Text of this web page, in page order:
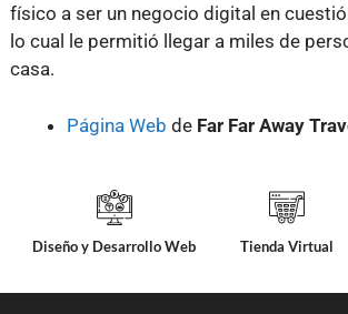
físico a ser un negocio digital en
lo cual le permitió llegar a miles de
casa.
Página Web de Far Far Away
Diseño y Desarrollo Web Tienda Virtual